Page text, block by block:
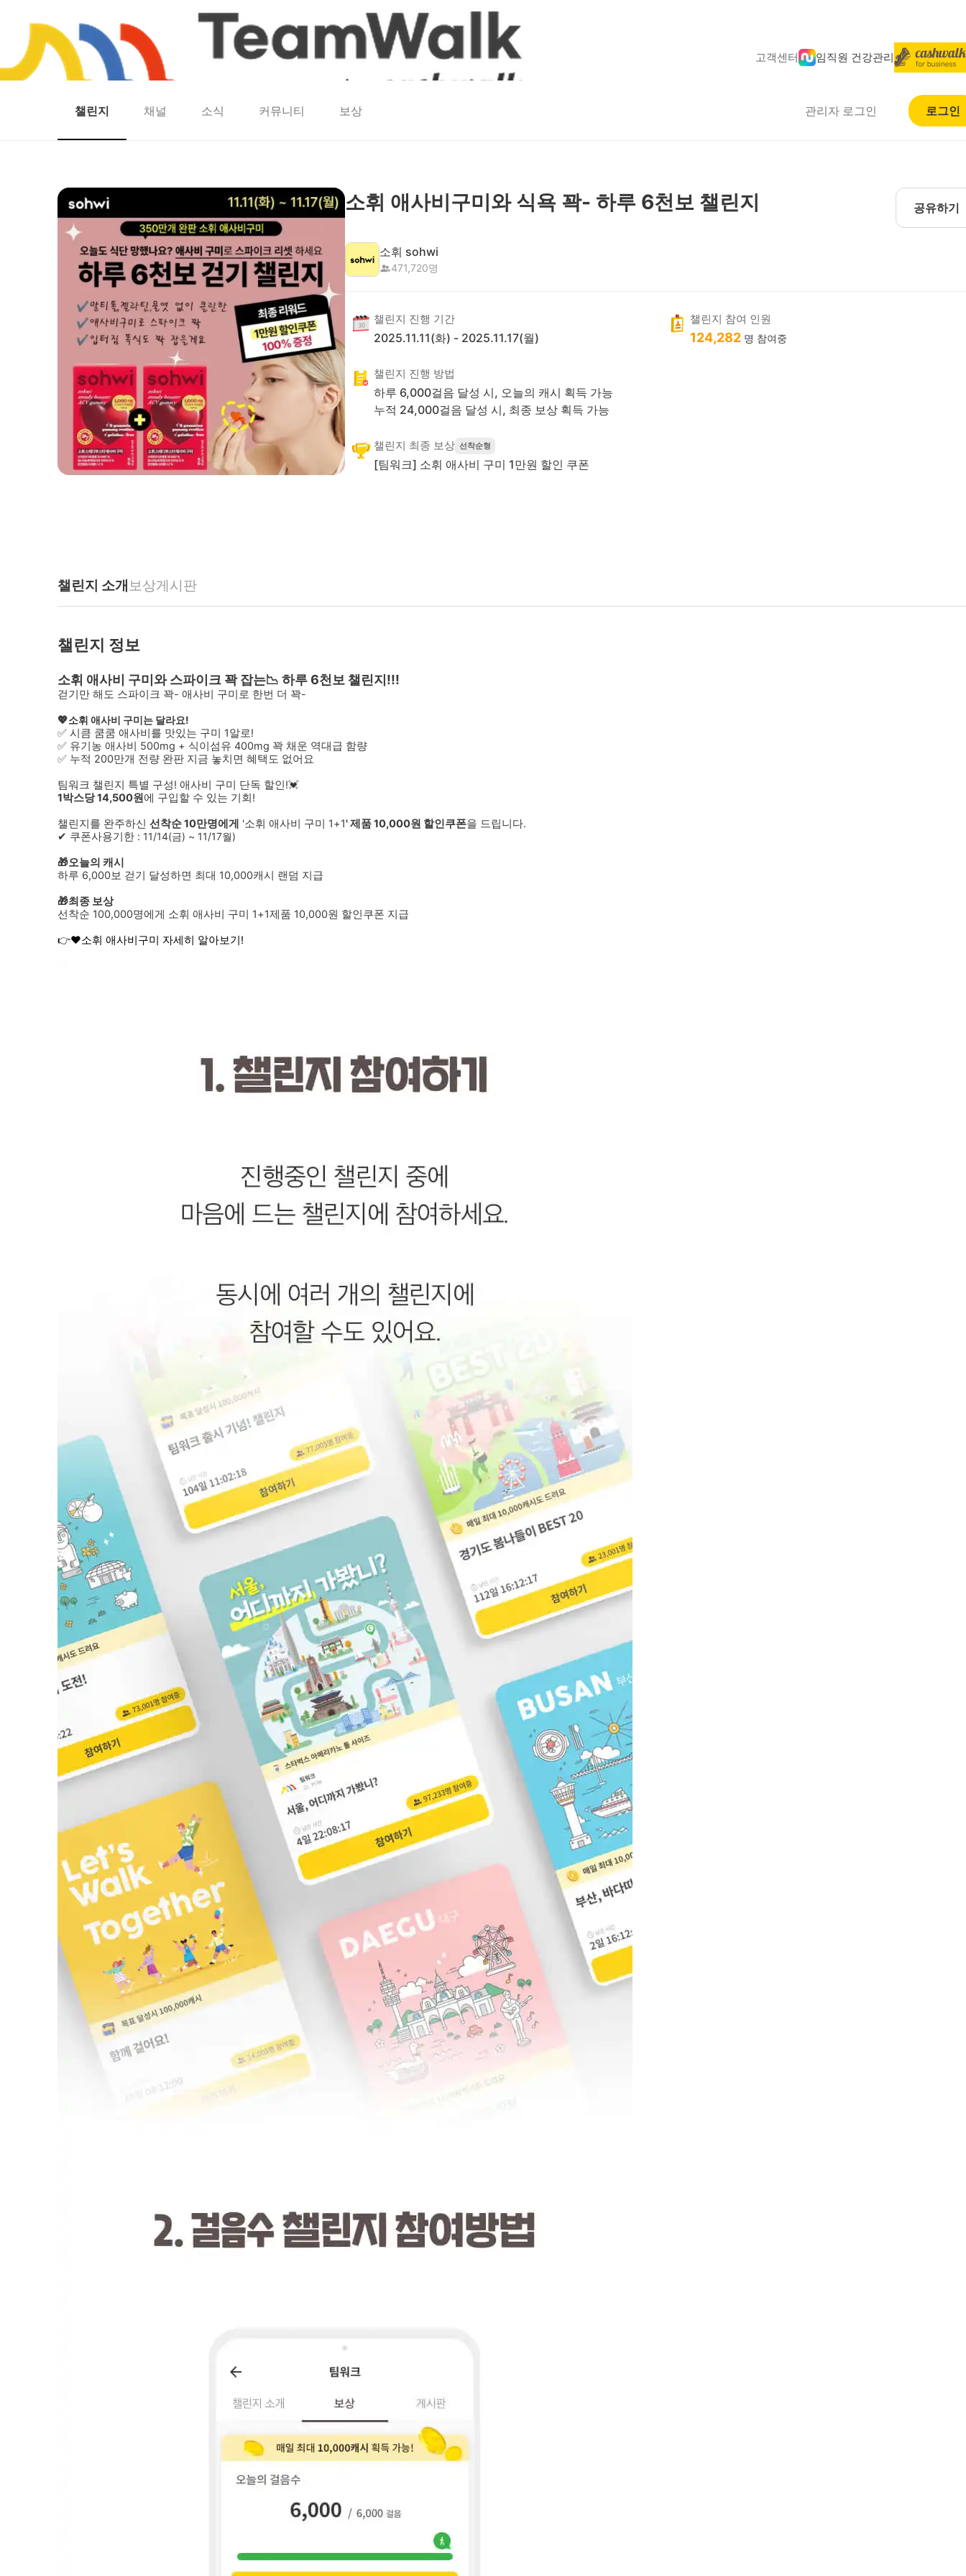
고객센터 임직원 건강관리
런마일 모두의챌린지 캐시로또 캐시딜
챌린지 채널 소식 커뮤니티 보상 관리자 로그인 로그인
소휘 애사비구미와 식욕 꽉- 하루 6천보 챌린지 공유하기
소휘 sohwi
471,720명
챌린지 진행 기간
2025.11.11(화) - 2025.11.17(월)
챌린지 참여 인원
124,282 명 참여중
챌린지 진행 방법
하루 6,000걸음 달성 시, 오늘의 캐시 획득 가능
누적 24,000걸음 달성 시, 최종 보상 획득 가능
챌린지 최종 보상 선착순형
[팀워크] 소휘 애사비 구미 1만원 할인 쿠폰
챌린지 소개 보상게시판
챌린지 정보
소휘 애사비 구미와 스파이크 꽉 잡는📉 하루 6천보 챌린지!!!
걷기만 해도 스파이크 꽉- 애사비 구미로 한번 더 꽉-
💖소휘 애사비 구미는 달라요!
✅ 시큼 쿰쿰 애사비를 맛있는 구미 1알로!
✅ 유기농 애사비 500mg + 식이섬유 400mg 꽉 채운 역대급 함량
✅ 누적 200만개 전량 완판 지금 놓치면 혜택도 없어요
팀워크 챌린지 특별 구성! 애사비 구미 단독 할인!💓
1박스당 14,500원에 구입할 수 있는 기회!
챌린지를 완주하신 선착순 10만명에게 '소휘 애사비 구미 1+1' 제품 10,000원 할인쿠폰을 드립니다.
✔ 쿠폰사용기한 : 11/14(금) ~ 11/17월)
🎁오늘의 캐시
하루 6,000보 걷기 달성하면 최대 10,000캐시 랜덤 지급
🎁최종 보상
선착순 100,000명에게 소휘 애사비 구미 1+1제품 10,000원 할인쿠폰 지급
👉❤소휘 애사비구미 자세히 알아보기!